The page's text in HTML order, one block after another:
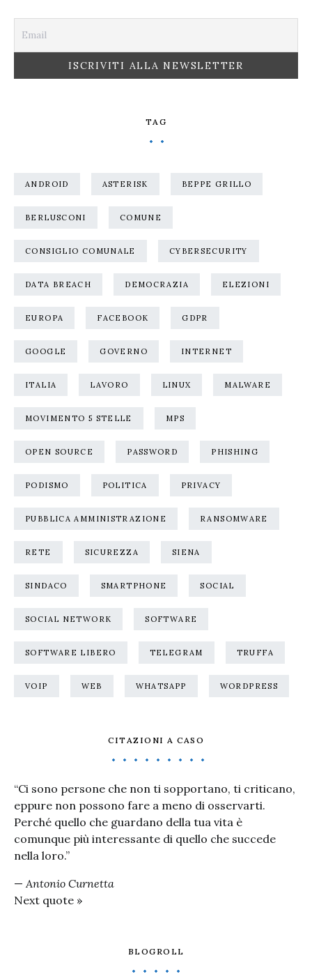
TAG
ANDROID ASTERISK BEPPE GRILLO
BERLUSCONI COMUNE
CONSIGLIO COMUNALE CYBERSECURITY
DATA BREACH DEMOCRAZIA ELEZIONI
EUROPA FACEBOOK GDPR
GOOGLE GOVERNO INTERNET
ITALIA LAVORO LINUX MALWARE
MOVIMENTO 5 STELLE MPS
OPEN SOURCE PASSWORD PHISHING
PODISMO POLITICA PRIVACY
PUBBLICA AMMINISTRAZIONE RANSOMWARE
RETE SICUREZZA SIENA
SINDACO SMARTPHONE SOCIAL
SOCIAL NETWORK SOFTWARE
SOFTWARE LIBERO TELEGRAM TRUFFA
VOIP WEB WHATSAPP WORDPRESS
CITAZIONI A CASO
“Ci sono persone che non ti sopportano, ti criticano,
eppure non possono fare a meno di osservarti.
Perché quello che guardano della tua vita è
comunque più interessante di quello che succede
nella loro.”
— Antonio Curnetta
Next quote »
BLOGROLL